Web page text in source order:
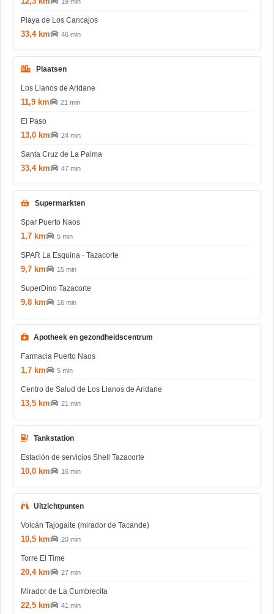
Playa de Los Cancajos
33,4 km 46 min
Plaatsen
Los Llanos de Aridane
11,9 km 21 min
El Paso
13,0 km 24 min
Santa Cruz de La Palma
33,4 km 47 min
Supermarkten
Spar Puerto Naos
1,7 km 5 min
SPAR La Esquina · Tazacorte
9,7 km 15 min
SuperDino Tazacorte
9,8 km 16 min
Apotheek en gezondheidscentrum
Farmacia Puerto Naos
1,7 km 5 min
Centro de Salud de Los Llanos de Aridane
13,5 km 21 min
Tankstation
Estación de servicios Shell Tazacorte
10,0 km 16 min
Uitzichtpunten
Volcán Tajogaite (mirador de Tacande)
10,5 km 20 min
Torre El Time
20,4 km 27 min
Mirador de La Cumbrecita
22,5 km 41 min